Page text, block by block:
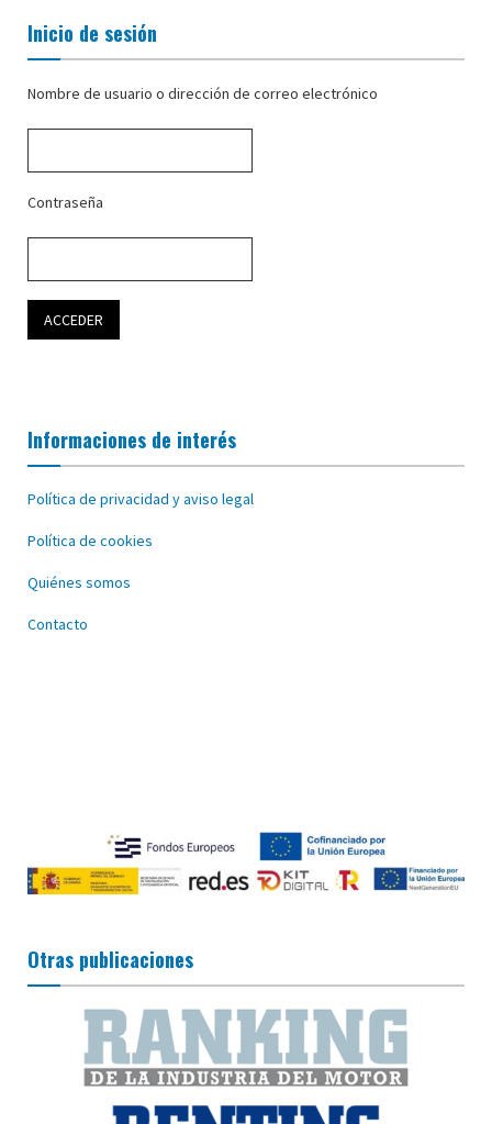
Inicio de sesión
Nombre de usuario o dirección de correo electrónico
Contraseña
Informaciones de interés
Política de privacidad y aviso legal
Política de cookies
Quiénes somos
Contacto
Otras publicaciones